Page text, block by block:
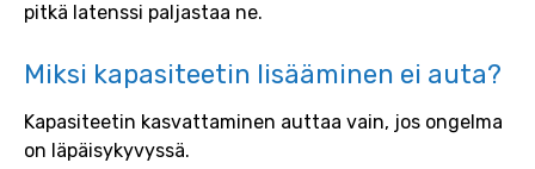
pitkä latenssi paljastaa ne.
Miksi kapasiteetin lisääminen ei auta?
Kapasiteetin kasvattaminen auttaa vain, jos ongelma
on läpäisykyvyssä.